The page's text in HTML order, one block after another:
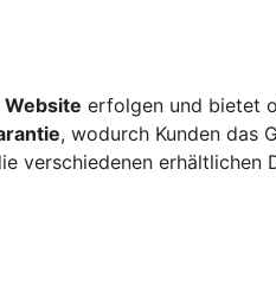
erfolgen und bietet
, wodurch Kunden das
verschiedenen erhältlichen